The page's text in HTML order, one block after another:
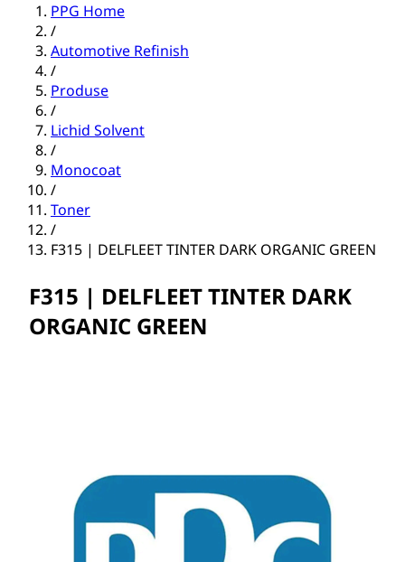
PPG Home
/
Automotive Refinish
/
Produse
/
Lichid Solvent
/
Monocoat
/
Toner
/
F315 | DELFLEET TINTER DARK ORGANIC GREEN
F315 | DELFLEET TINTER DARK
ORGANIC GREEN